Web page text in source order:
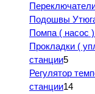
Подошвы
Помпа ( насос
Прокладки (
станции5
Регулятор
станции14